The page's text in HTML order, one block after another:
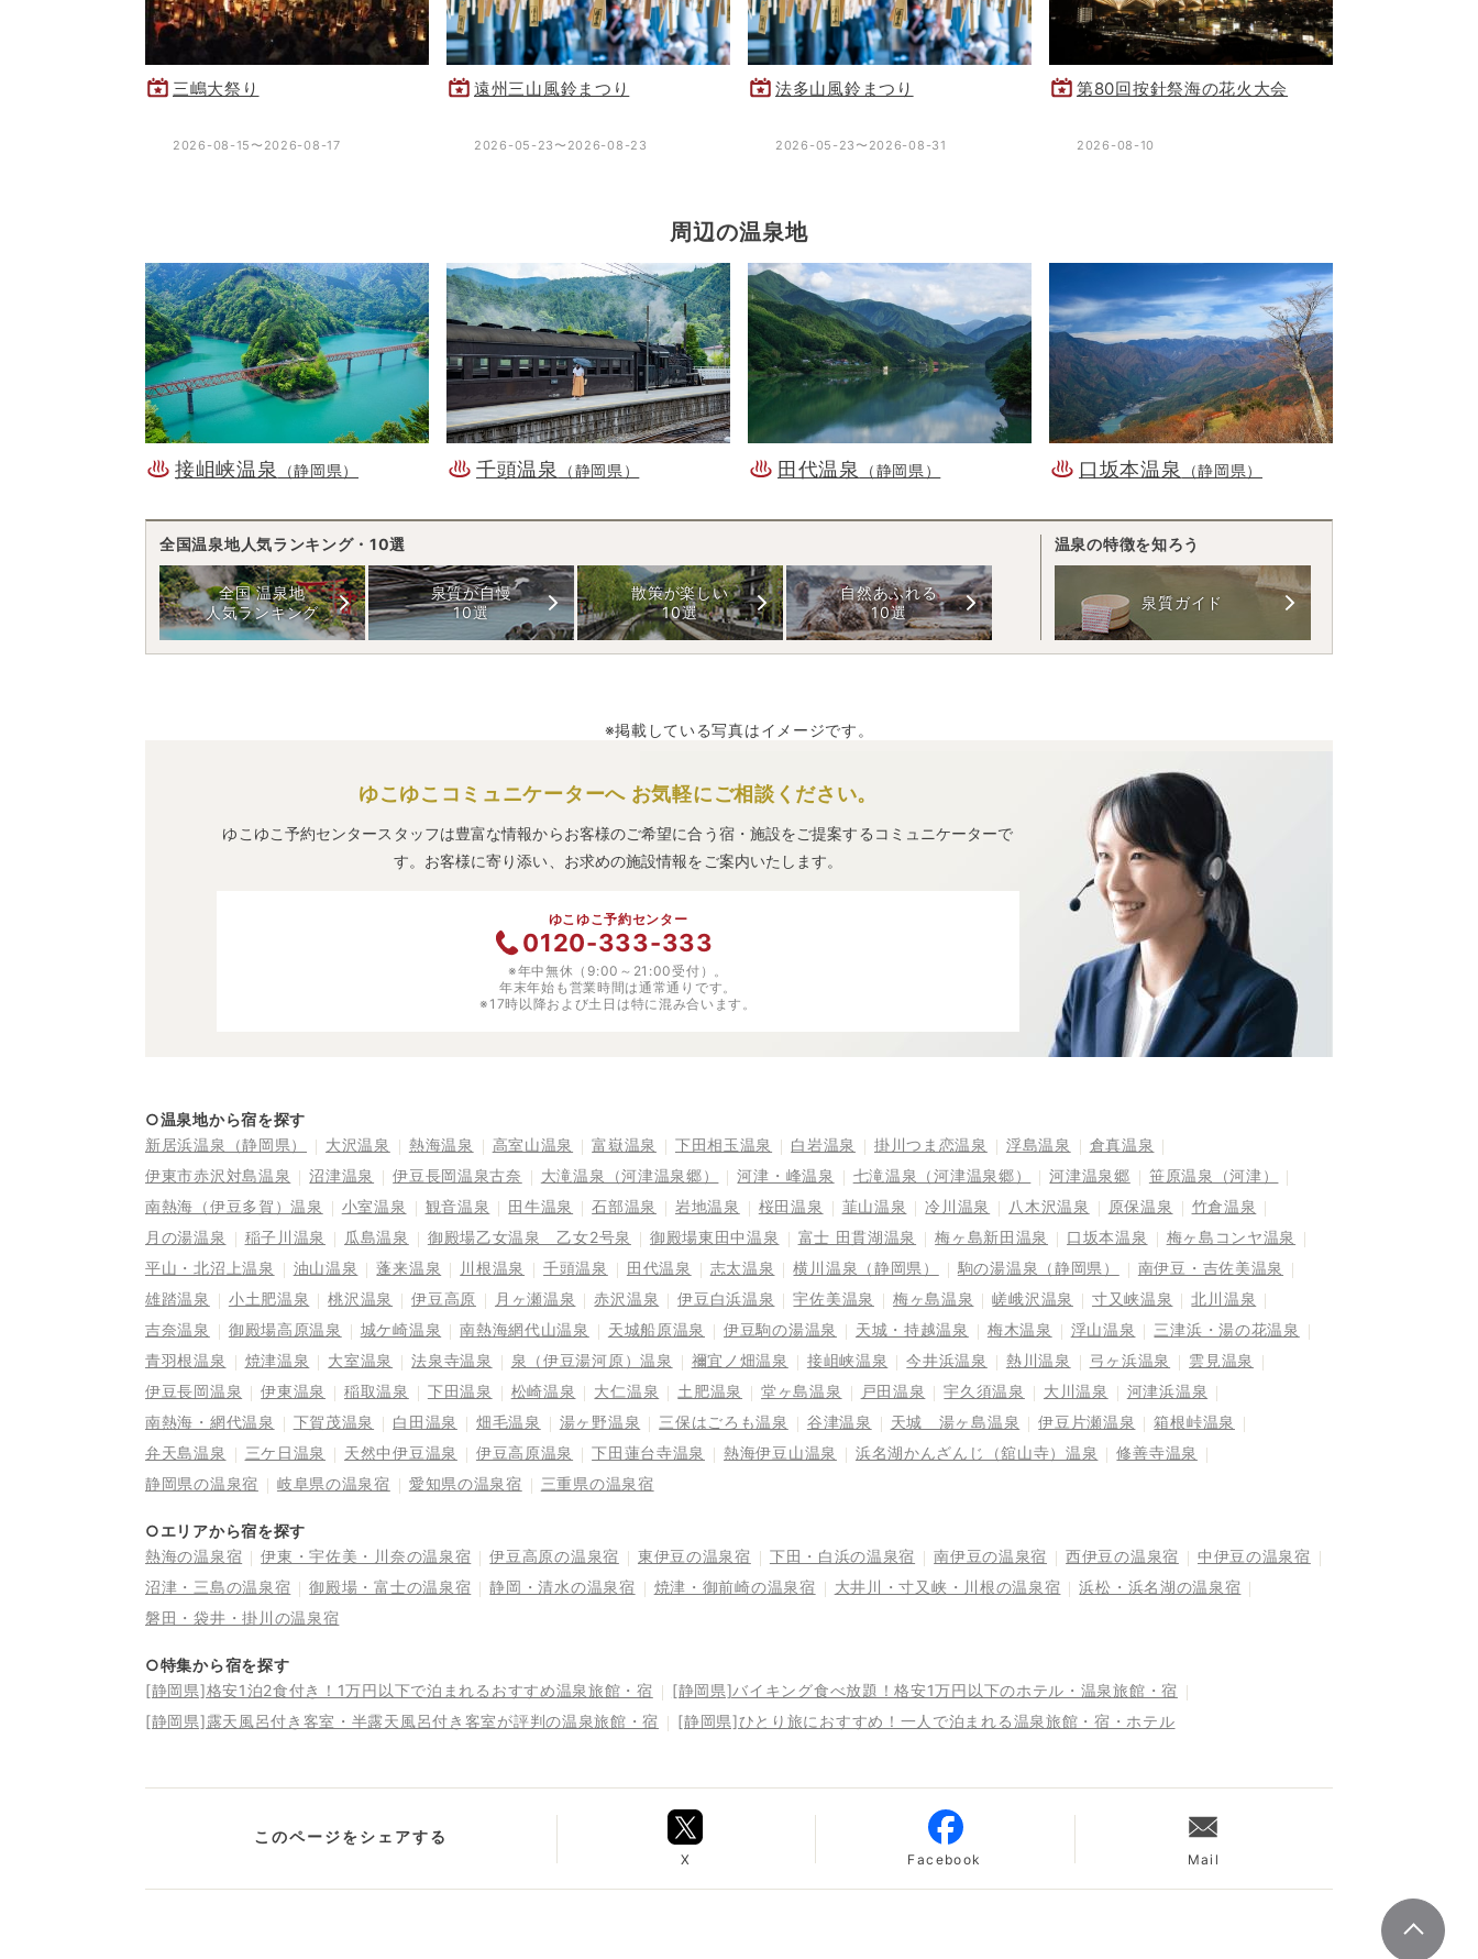
三嶋大祭り
2026-08-15〜2026-08-17
遠州三山風鈴まつり
2026-05-23〜2026-08-23
法多山風鈴まつり
2026-05-23〜2026-08-31
第80回按針祭海の花火大会
2026-08-10
周辺の温泉地
接岨峡温泉 （静岡県） 千頭温泉 （静岡県） 田代温泉 （静岡県） 口坂本温泉 （静岡県）
全国温泉地人気ランキング・10選
全国 温泉地
人気ランキング
泉質が自慢
10選
散策が楽しい
10選
自然あふれる
10選
温泉の特徴を知ろう
泉質ガイド
※掲載している写真はイメージです。
ゆこゆこコミュニケーターへ お気軽にご相談ください。
ゆこゆこ予約センタースタッフは豊富な情報からお客様のご希望に合う宿・施設をご提案するコミュニケーターで
す。お客様に寄り添い、お求めの施設情報をご案内いたします。
ゆこゆこ予約センター
0120-333-333
※年中無休（9:00～21:00受付）。
年末年始も営業時間は通常通りです。
※17時以降および土日は特に混み合います。
○温泉地から宿を探す
新居浜温泉（静岡県）
大沢温泉 熱海温泉 高室山温泉 富嶽温泉 下田相玉温泉 白岩温泉 掛川つま恋温泉 浮島温泉
倉真温泉
伊東市赤沢対島温泉
沼津温泉 伊豆長岡温泉古奈 大滝温泉（河津温泉郷） 河津・峰温泉 七滝温泉（河津温泉郷） 河津温泉郷
笹原温泉（河津）
南熱海（伊豆多賀）温泉
小室温泉 観音温泉 田牛温泉 石部温泉 岩地温泉 桜田温泉 韮山温泉 冷川温泉 八木沢温泉 原保温泉
竹倉温泉
月の湯温泉
稲子川温泉 瓜島温泉 御殿場乙女温泉 乙女2号泉 御殿場東田中温泉 富士 田貫湖温泉 梅ヶ島新田温泉 口坂本温泉
梅ヶ島コンヤ温泉
平山・北沼上温泉
油山温泉 蓬来温泉 川根温泉 千頭温泉 田代温泉 志太温泉 横川温泉（静岡県） 駒の湯温泉（静岡県）
南伊豆・吉佐美温泉
雄踏温泉
小土肥温泉 桃沢温泉 伊豆高原 月ヶ瀬温泉 赤沢温泉 伊豆白浜温泉 宇佐美温泉 梅ヶ島温泉 嵯峨沢温泉 寸又峡温泉
北川温泉
吉奈温泉
御殿場高原温泉 城ケ崎温泉 南熱海網代山温泉 天城船原温泉 伊豆駒の湯温泉 天城・持越温泉 梅木温泉 浮山温泉
三津浜・湯の花温泉
青羽根温泉
焼津温泉 大室温泉 法泉寺温泉 泉（伊豆湯河原）温泉 禰宜ノ畑温泉 接岨峡温泉 今井浜温泉 熱川温泉 弓ヶ浜温泉
雲見温泉
伊豆長岡温泉
伊東温泉 稲取温泉 下田温泉 松崎温泉 大仁温泉 土肥温泉 堂ヶ島温泉 戸田温泉 宇久須温泉 大川温泉
河津浜温泉
南熱海・網代温泉
下賀茂温泉 白田温泉 畑毛温泉 湯ヶ野温泉 三保はごろも温泉 谷津温泉 天城 湯ヶ島温泉 伊豆片瀬温泉
箱根峠温泉
弁天島温泉
三ケ日温泉 天然中伊豆温泉 伊豆高原温泉 下田蓮台寺温泉 熱海伊豆山温泉 浜名湖かんざんじ（舘山寺）温泉
修善寺温泉
静岡県の温泉宿
岐阜県の温泉宿 愛知県の温泉宿 三重県の温泉宿
○エリアから宿を探す
熱海の温泉宿
伊東・宇佐美・川奈の温泉宿 伊豆高原の温泉宿 東伊豆の温泉宿 下田・白浜の温泉宿 南伊豆の温泉宿 西伊豆の温泉宿
中伊豆の温泉宿
沼津・三島の温泉宿
御殿場・富士の温泉宿 静岡・清水の温泉宿 焼津・御前崎の温泉宿 大井川・寸又峡・川根の温泉宿
浜松・浜名湖の温泉宿
磐田・袋井・掛川の温泉宿
○特集から宿を探す
[静岡県]格安1泊2食付き！1万円以下で泊まれるおすすめ温泉旅館・宿
[静岡県]バイキング食べ放題！格安1万円以下のホテル・温泉旅館・宿
[静岡県]露天風呂付き客室・半露天風呂付き客室が評判の温泉旅館・宿
[静岡県]ひとり旅におすすめ！一人で泊まれる温泉旅館・宿・ホテル
このページをシェアする
X Facebook Mail